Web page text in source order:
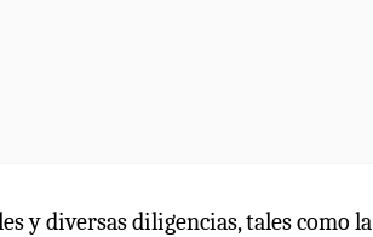
y diversas diligencias, tales como la